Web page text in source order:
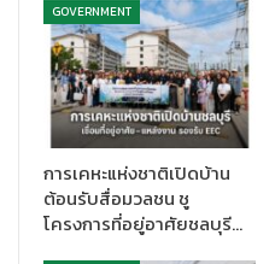
ความสุขแทนคำขอบคุณมายังประ
รถไฟฟ้าชานเมืองสายสีแดงมาโ
เนื่องในเทศกาลคริสต์มาส และเ
บริการ โดยในเทศกาลคริสต์มาส
อเนกประสงค์ RED LINE MUG จ
ขบวนรถไฟฟ้า โดยเหล่าซานต้า
บรรเลงเพลงคริสต์มาสจากวงไอ
ของขวัญสุดพิเศษ ยาดมสมุนไพร
GOVERNMENT
การเคหะแห่งชาติเปิดบ้าน
ต้อนรับสื่อมวลชน ชู
โครงการที่อยู่อาศัยชลบุรี…